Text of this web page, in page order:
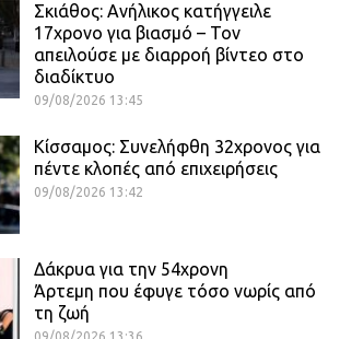
Σκιάθος: Ανήλικος κατήγγειλε
17χρονο για βιασμό – Τον
απειλούσε με διαρροή βίντεο στο
διαδίκτυο
09/08/2026 13:45
Κίσσαμος: Συνελήφθη 32χρονος για
πέντε κλοπές από επιχειρήσεις
09/08/2026 13:42
Δάκρυα για την 54χρονη
Άρτεμη που έφυγε τόσο νωρίς από
τη ζωή